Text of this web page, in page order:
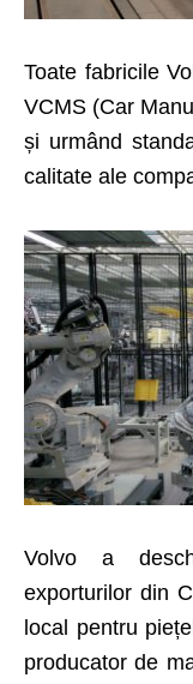
Toate fabricile
VCMS (Car
și urmând
calitate ale
Volvo a
exporturilor din
local pentru
producator de